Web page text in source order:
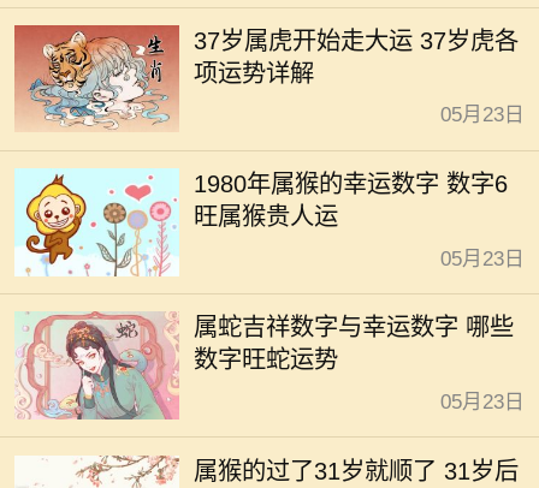
37岁属虎开始走大运 37岁虎各
项运势详解
05月23日
1980年属猴的幸运数字 数字6
旺属猴贵人运
05月23日
属蛇吉祥数字与幸运数字 哪些
数字旺蛇运势
05月23日
属猴的过了31岁就顺了 31岁后